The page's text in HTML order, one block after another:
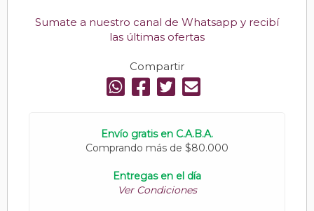
Sumate a nuestro canal de Whatsapp y recibí
las últimas ofertas
Compartir
Envío gratis en C.A.B.A.
Comprando más de $80.000
Entregas en el día
Ver Condiciones